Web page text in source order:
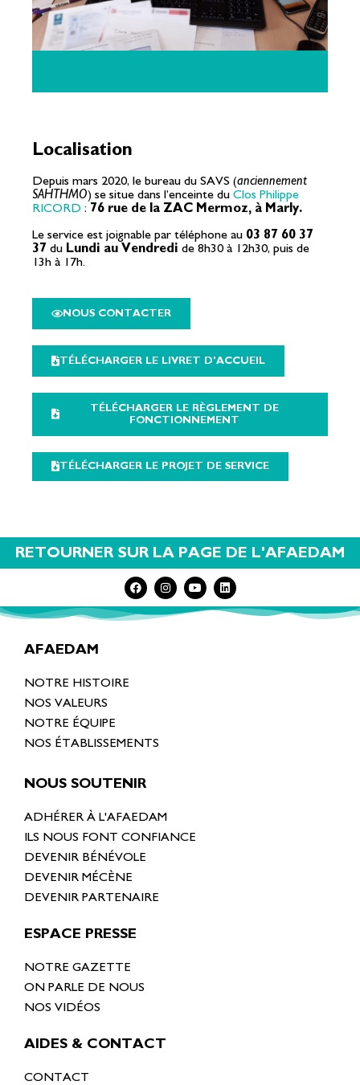
Localisation
Depuis mars 2020, le bureau du SAVS (anciennement
SAHTHMO) se situe dans l’enceinte du Clos Philippe
RICORD : 76 rue de la ZAC Mermoz, à Marly.
Le service est joignable par téléphone au 03 87 60 37
37 du Lundi au Vendredi de 8h30 à 12h30, puis de
13h à 17h.
NOUS CONTACTER
TÉLÉCHARGER LE LIVRET D'ACCUEIL
TÉLÉCHARGER LE RÈGLEMENT DE
FONCTIONNEMENT
TÉLÉCHARGER LE PROJET DE SERVICE
RETOURNER SUR LA PAGE DE L'AFAEDAM
AFAEDAM
NOTRE HISTOIRE
NOS VALEURS
NOTRE ÉQUIPE
NOS ÉTABLISSEMENTS
NOUS SOUTENIR
ADHÉRER À L'AFAEDAM
ILS NOUS FONT CONFIANCE
DEVENIR BÉNÉVOLE
DEVENIR MÉCÈNE
DEVENIR PARTENAIRE
ESPACE PRESSE
NOTRE GAZETTE
ON PARLE DE NOUS
NOS VIDÉOS
AIDES & CONTACT
CONTACT